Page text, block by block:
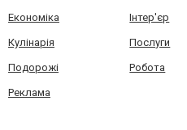
Економіка Інтер'єр
Кулінарія Послуги
Подорожі Робота
Реклама